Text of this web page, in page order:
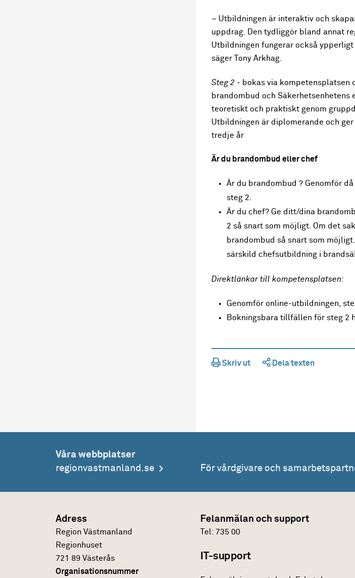
– Utbildningen är interaktiv och
uppdrag. Den tydliggör bland annat
Utbildningen fungerar också
säger Tony Arkhag.
Steg 2 - bokas via kompetensplatsen
brandombud och
teoretiskt och praktiskt genom
Utbildningen är diplomerande och
tredje år
Är du brandombud eller chef
Är du brandombud ? Genomför
steg 2.
Är du chef? Ge ditt/dina
2 så snart som möjligt. Om det
brandombud så snart som
särskild chefsutbildning i
Direktlänkar till kompetensplatsen:
Genomför online-utbildningen,
Bokningsbara tillfällen för steg 2
Skriv ut Dela texten
Våra webbplatser
regionvastmanland.se
För vårdgivare och
Adress
Region Västmanland
Regionhuset
721 89 Västerås
Organisationsnummer
Felanmälan och support
Tel:735 00
IT-support